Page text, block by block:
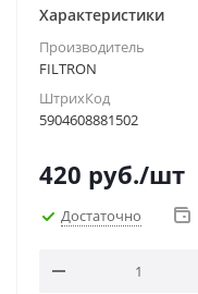
Характеристики
Производитель
FILTRON
ШтрихКод
5904608881502
420 руб./шт
Достаточно